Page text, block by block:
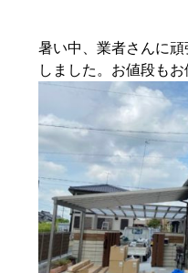
暑い中、業者さんに
しました。お値段も